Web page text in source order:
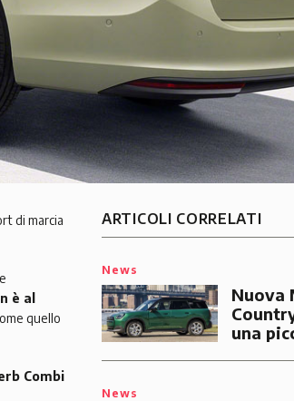
di marcia
è al
quello
Combi
ARTICOLI CORRELATI
News
Nuova
una
News